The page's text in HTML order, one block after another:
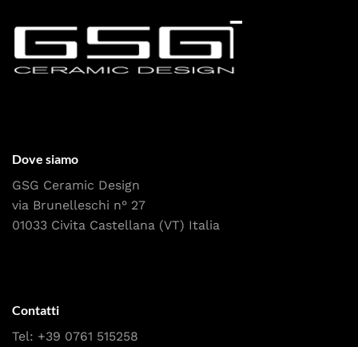
Dove siamo
GSG Ceramic Design
via Brunelleschi n° 27
01033 Civita Castellana (VT) Italia
Contatti
Tel: +39 0761 515258